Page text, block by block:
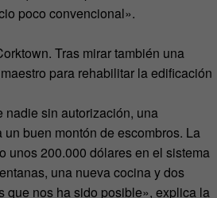
poco convencional».
Tras mirar también una
para rehabilitar la edificación
nadie sin autorización, una
buen montón de escombros. La
unos 200.000 dólares en el sistema
una nueva cocina y dos
que nos ha sido posible», explica la